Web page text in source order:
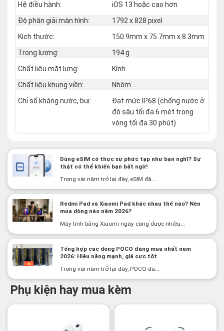
Hệ điều hành:
iOS 13 hoặc cao hơn
Độ phân giải màn hình:
1792 x 828 pixel
Kích thước:
150.9mm x 75.7mm x 8.3mm
Trọng lượng:
194 g
Chất liệu mặt lưng:
Kính
Chất liệu khung viền:
Nhôm
Chỉ số kháng nước, bụi:
Đạt mức IP68 (chống nước ở
độ sâu tối đa 6 mét trong
vòng tối đa 30 phút)
Dùng eSIM có thực sự phức tạp như bạn nghĩ? Sự
thật có thể khiến bạn bất ngờ!
Trong vài năm trở lại đây, eSIM đã...
Redmi Pad và Xiaomi Pad khác nhau thế nào? Nên
mua dòng nào năm 2026?
Máy tính bảng Xiaomi ngày càng được nhiều...
Tổng hợp các dòng POCO đáng mua nhất năm
2026: Hiệu năng mạnh, giá cực tốt
Trong vài năm trở lại đây, POCO đã...
Phụ kiện hay mua kèm